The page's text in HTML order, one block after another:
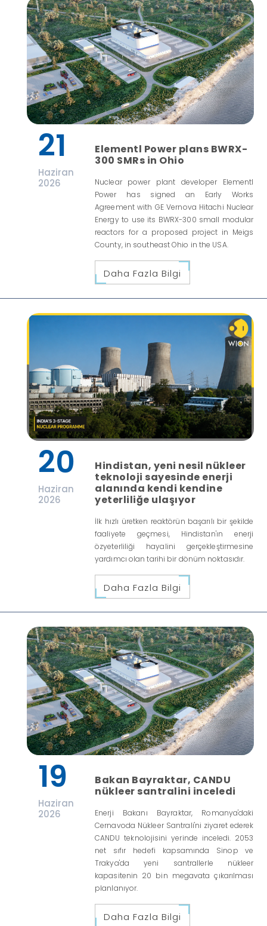
21
Haziran
2026
Elementl Power plans BWRX-
300 SMRs in Ohio
Nuclear power plant developer Elementl
Power has signed an Early Works
Agreement with GE Vernova Hitachi Nuclear
Energy to use its BWRX-300 small modular
reactors for a proposed project in Meigs
County, in southeast Ohio in the USA.
Daha Fazla Bilgi
20
Haziran
2026
Hindistan, yeni nesil nükleer
teknoloji sayesinde enerji
alanında kendi kendine
yeterliliğe ulaşıyor
İlk hızlı üretken reaktörün başarılı bir şekilde
faaliyete geçmesi, Hindistan'ın enerji
özyeterliliği hayalini gerçekleştirmesine
yardımcı olan tarihi bir dönüm noktasıdır.
Daha Fazla Bilgi
19
Haziran
2026
Bakan Bayraktar, CANDU
nükleer santralini inceledi
Enerji Bakanı Bayraktar, Romanya'daki
Cernavoda Nükleer Santrali'ni ziyaret ederek
CANDU teknolojisini yerinde inceledi. 2053
net sıfır hedefi kapsamında Sinop ve
Trakya'da yeni santrallerle nükleer
kapasitenin 20 bin megavata çıkarılması
planlanıyor.
Daha Fazla Bilgi